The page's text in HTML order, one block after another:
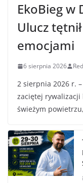
EkoBieg w
Ulucz
emocjami
6 sierpnia 2026
2 sierpnia 2026 r.
zaciętej rywalizacji
świeżym